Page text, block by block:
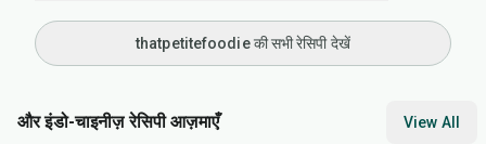
thatpetitefoodie की सभी रेसिपी देखें
और इंडो-चाइनीज़ रेसिपी आज़माएँ View All
40min